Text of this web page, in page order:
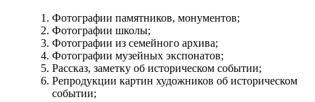
Фотографии памятников, монументов;
Фотографии школы;
Фотографии из семейного архива;
Фотографии музейных экспонатов;
Рассказ, заметку об историческом событии;
Репродукции картин художников об историческом
событии;